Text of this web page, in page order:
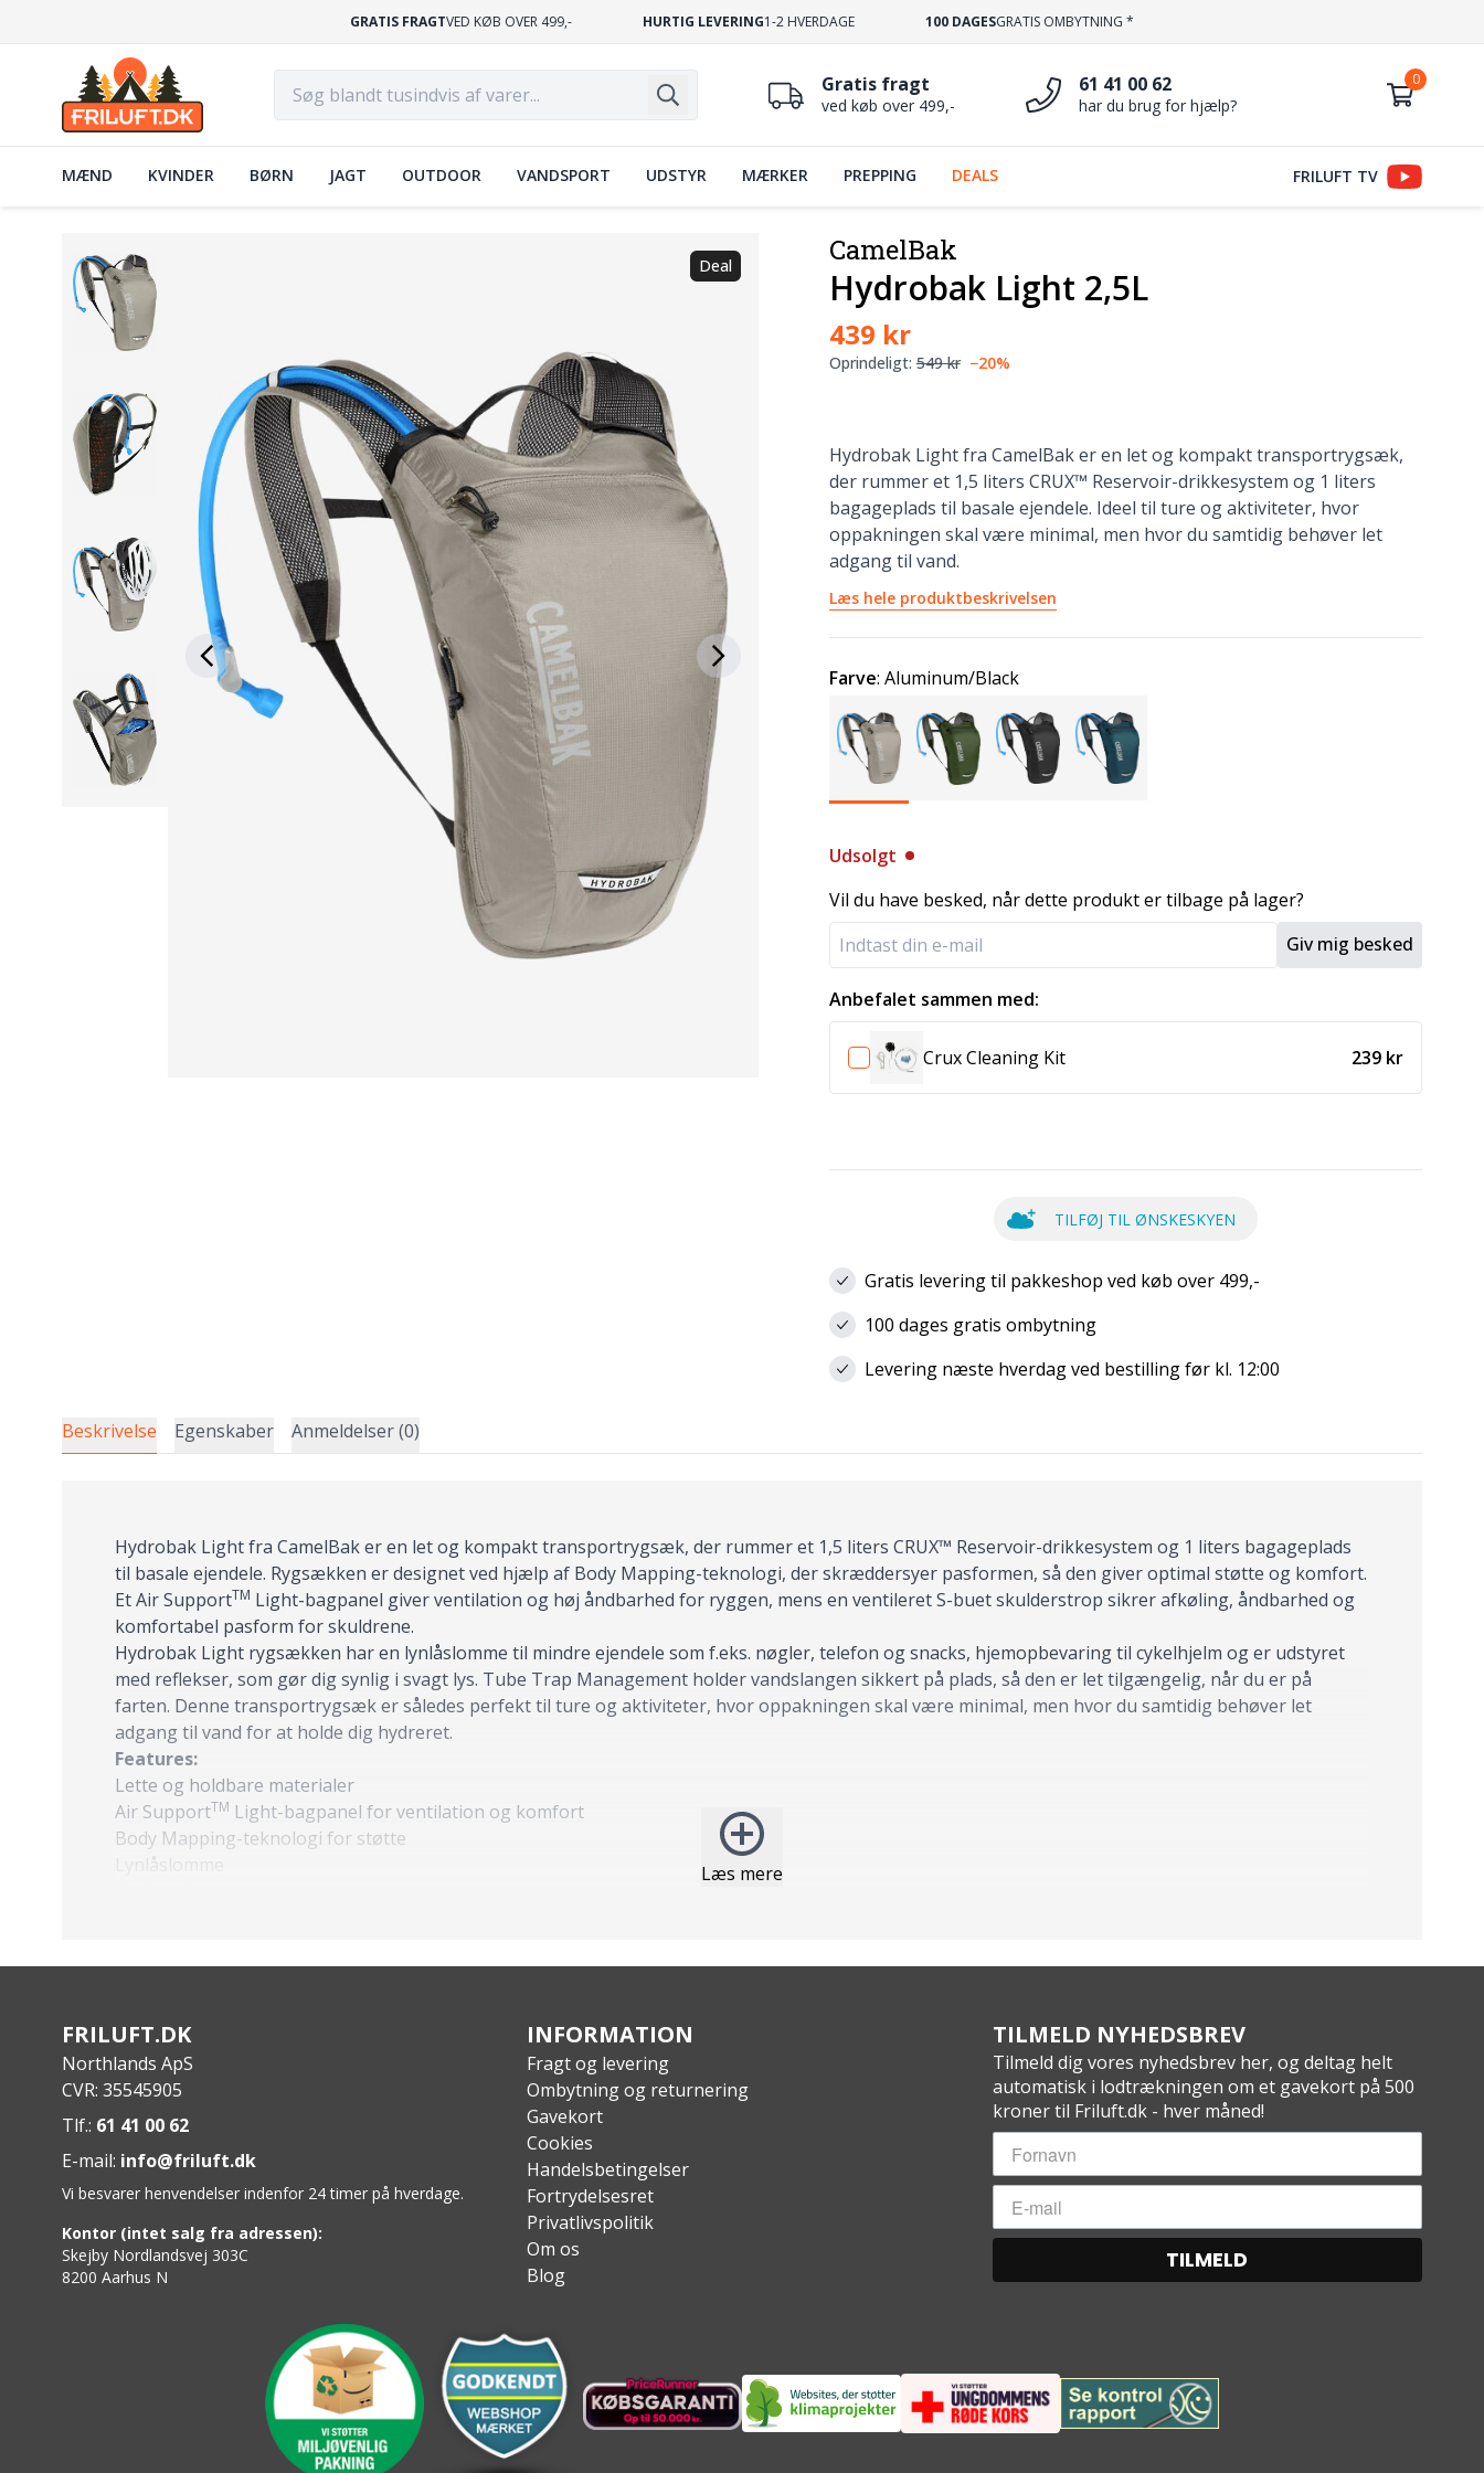
GRATIS FRAGTVED KØB OVER 499,- HURTIG LEVERING1-2 HVERDAGE 100 DAGESGRATIS OMBYTNING *
Gratis fragt
ved køb over 499,-
61 41 00 62
har du brug for hjælp?
MÆND KVINDER BØRN JAGT OUTDOOR VANDSPORT UDSTYR MÆRKER PREPPING DEALS FRILUFT TV
Deal CamelBak
Hydrobak Light 2,5L
439 kr
Oprindeligt: 549 kr −20%
Hydrobak Light fra CamelBak er en let og kompakt transportrygsæk,
der rummer et 1,5 liters CRUX™ Reservoir-drikkesystem og 1 liters
bagageplads til basale ejendele. Ideel til ture og aktiviteter, hvor
oppakningen skal være minimal, men hvor du samtidig behøver let
adgang til vand.
Læs hele produktbeskrivelsen
Farve: Aluminum/Black
Udsolgt
Vil du have besked, når dette produkt er tilbage på lager?
Giv mig besked
Anbefalet sammen med:
Crux Cleaning Kit 239 kr
TILFØJ TIL ØNSKESKYEN
Gratis levering til pakkeshop ved køb over 499,-
100 dages gratis ombytning
Levering næste hverdag ved bestilling før kl. 12:00
Beskrivelse Egenskaber Anmeldelser (0)
Læs mere
Hydrobak Light fra CamelBak er en let og kompakt transportrygsæk, der rummer et 1,5 liters CRUX™ Reservoir-drikkesystem og 1 liters bagageplads
til basale ejendele. Rygsækken er designet ved hjælp af Body Mapping-teknologi, der skræddersyer pasformen, så den giver optimal støtte og komfort.
Et Air SupportTM Light-bagpanel giver ventilation og høj åndbarhed for ryggen, mens en ventileret S-buet skulderstrop sikrer afkøling, åndbarhed og
komfortabel pasform for skuldrene.
Hydrobak Light rygsækken har en lynlåslomme til mindre ejendele som f.eks. nøgler, telefon og snacks, hjemopbevaring til cykelhjelm og er udstyret
med reflekser, som gør dig synlig i svagt lys. Tube Trap Management holder vandslangen sikkert på plads, så den er let tilgængelig, når du er på
farten. Denne transportrygsæk er således perfekt til ture og aktiviteter, hvor oppakningen skal være minimal, men hvor du samtidig behøver let
adgang til vand for at holde dig hydreret.
Features:
Lette og holdbare materialer
Air SupportTM Light-bagpanel for ventilation og komfort
Body Mapping-teknologi for støtte
Lynlåslomme
Lysløkke til fastsætning af lamper
Specs:
Vægt: 170 g
Torso-længdejustering: 38 – 53 cm
Kapacitet: 1 L
Drikkesystem: CRUX™ Reservoir med Quicklink™-system
Vandkapacitet: 1,5 L
FRILUFT.DK
Northlands ApS
CVR: 35545905
Tlf.: 61 41 00 62
E-mail: info@friluft.dk
Vi besvarer henvendelser indenfor 24 timer på hverdage.
Kontor (intet salg fra adressen):
Skejby Nordlandsvej 303C
8200 Aarhus N
INFORMATION
Fragt og levering
Ombytning og returnering
Gavekort
Cookies
Handelsbetingelser
Fortrydelsesret
Privatlivspolitik
Om os
Blog
TILMELD NYHEDSBREV
Tilmeld dig vores nyhedsbrev her, og deltag helt
automatisk i lodtrækningen om et gavekort på 500
kroner til Friluft.dk - hver måned!
TILMELD